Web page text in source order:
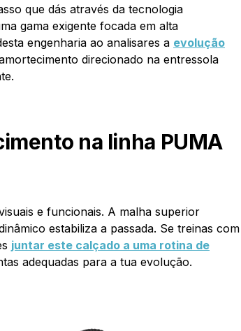
que dás através da tecnologia
gama exigente focada em alta
engenharia ao analisares a evolução
direcionado na entressola
na linha PUMA
e funcionais. A malha superior
estabiliza a passada. Se treinas com
juntar este calçado a uma rotina de
adequadas para a tua evolução.